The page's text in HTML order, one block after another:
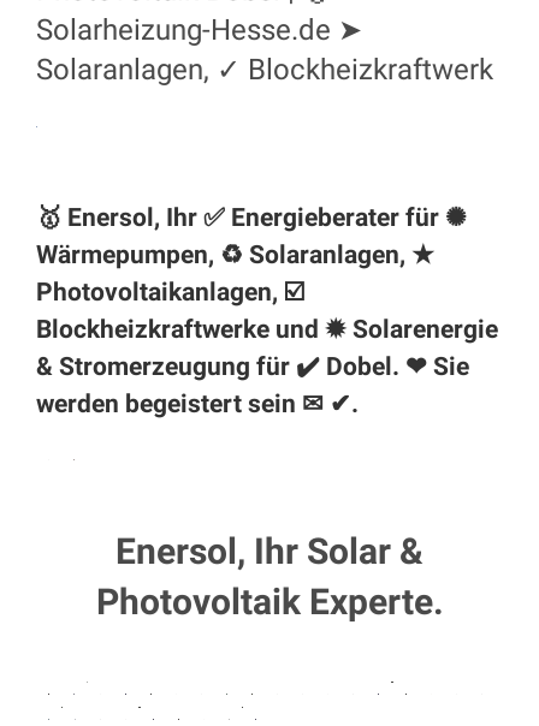
Solarheizung-Hesse.de ➤
Solaranlagen, ✓ Blockheizkraftwerk
🥇 Enersol, Ihr ✅ Energieberater für ✺
Wärmepumpen, ♻ Solaranlagen, ★
Photovoltaikanlagen, ☑️
Blockheizkraftwerke und ✹ Solarenergie
& Stromerzeugung für ✔️ Dobel. ❤ Sie
werden begeistert sein ✉ ✔.
Enersol, Ihr Solar &
Photovoltaik Experte.